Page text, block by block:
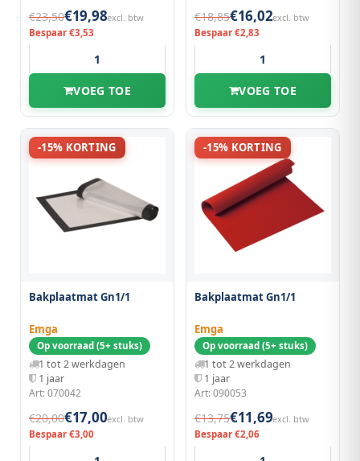
€23,50€19,98excl. btw
Bespaar €3,53
VOEG TOE
€18,85€16,02excl. btw
Bespaar €2,83
VOEG TOE
-15% KORTING
Bakplaatmat Gn1/1
Emga
Op voorraad (5+ stuks)
1 tot 2 werkdagen
1 jaar
Art: 070042
€20,00€17,00excl. btw
Bespaar €3,00
-15% KORTING
Bakplaatmat Gn1/1
Emga
Op voorraad (5+ stuks)
1 tot 2 werkdagen
1 jaar
Art: 090053
€13,75€11,69excl. btw
Bespaar €2,06